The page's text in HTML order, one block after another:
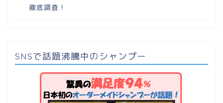
徹底調査！
SNSで話題沸騰中のシャンプー